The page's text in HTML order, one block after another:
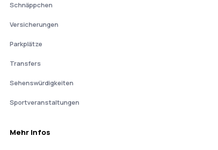
Schnäppchen
Versicherungen
Parkplätze
Transfers
Sehenswürdigkeiten
Sportveranstaltungen
Mehr Infos